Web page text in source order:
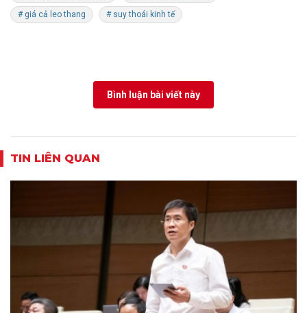
# giá cả leo thang # suy thoái kinh tế
Bình luận bài viết này
TIN LIÊN QUAN